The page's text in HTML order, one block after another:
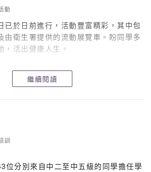
動
已於日前進行，活動豐富精彩，其中包
由衛生署提供的流動展覽車。盼同學多
，活出健康人生。
繼續閱讀
訓
位分別來自中二至中五級的同學擔任學